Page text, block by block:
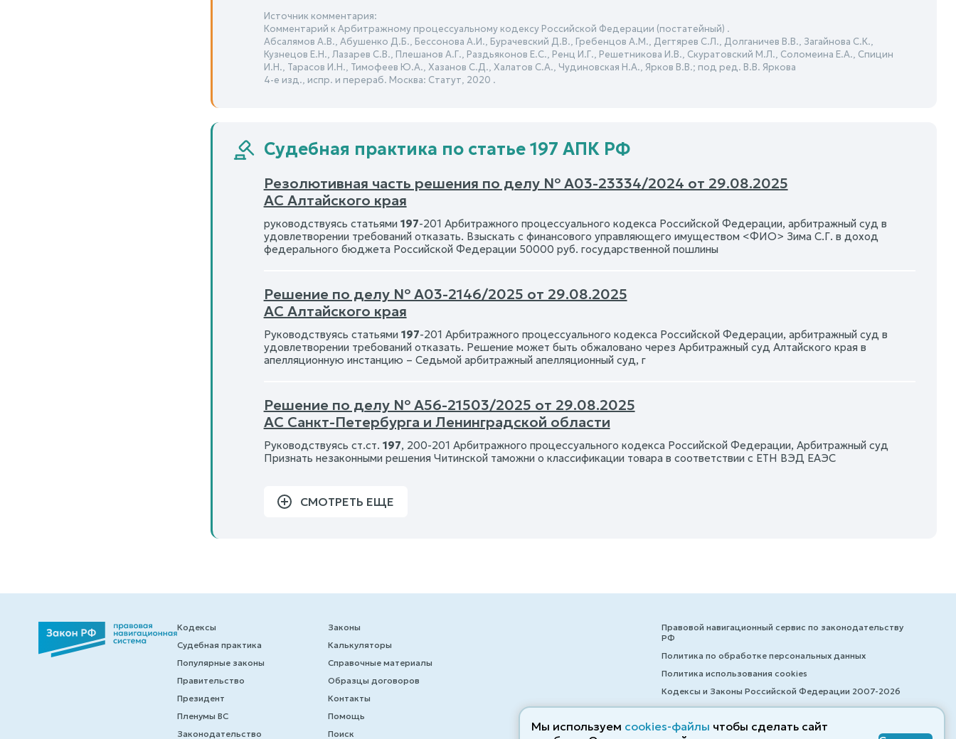
Источник комментария:
Комментарий к Арбитражному процессуальному кодексу Российской Федерации (постатейный) .
Абсалямов А.В., Абушенко Д.Б., Бессонова А.И., Бурачевский Д.В., Гребенцов А.М., Дегтярев С.Л., Долганичев В.В., Загайнова С.К.,
Кузнецов Е.Н., Лазарев С.В., Плешанов А.Г., Раздьяконов Е.С., Ренц И.Г., Решетникова И.В., Скуратовский М.Л., Соломеина Е.А., Спицин
И.Н., Тарасов И.Н., Тимофеев Ю.А., Хазанов С.Д., Халатов С.А., Чудиновская Н.А., Ярков В.В.; под ред. В.В. Яркова
4-е изд., испр. и перераб. Москва: Статут, 2020 .
Судебная практика по статье 197 АПК РФ
Резолютивная часть решения по делу № А03-23334/2024 от 29.08.2025
АС Алтайского края
руководствуясь статьями 197-201 Арбитражного процессуального кодекса Российской Федерации, арбитражный суд в
удовлетворении требований отказать. Взыскать с финансового управляющего имуществом <ФИО> Зима С.Г. в доход
федерального бюджета Российской Федерации 50000 руб. государственной пошлины
Решение по делу № А03-2146/2025 от 29.08.2025
АС Алтайского края
Руководствуясь статьями 197-201 Арбитражного процессуального кодекса Российской Федерации, арбитражный суд в
удовлетворении требований отказать. Решение может быть обжаловано через Арбитражный суд Алтайского края в
апелляционную инстанцию – Седьмой арбитражный апелляционный суд, г
Решение по делу № А56-21503/2025 от 29.08.2025
АС Санкт-Петербурга и Ленинградской области
Руководствуясь ст.ст. 197, 200-201 Арбитражного процессуального кодекса Российской Федерации, Арбитражный суд
Признать незаконными решения Читинской таможни о классификации товара в соответствии с ЕТН ВЭД ЕАЭС
СМОТРЕТЬ ЕЩЕ
Кодексы
Судебная практика
Популярные законы
Правительство
Президент
Пленумы ВС
Законодательство
Законы
Калькуляторы
Справочные материалы
Образцы договоров
Контакты
Помощь
Поиск
Правовой навигационный сервис по законодательству
РФ
Политика по обработке персональных данных
Политика использования cookies
Кодексы и Законы Российской Федерации 2007-2026
Мы используем cookies-файлы чтобы сделать сайт